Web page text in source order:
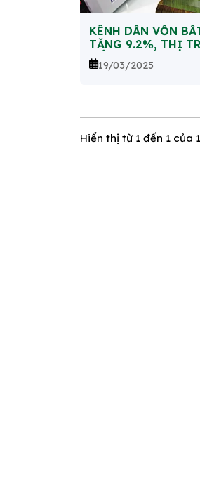
KÊNH DẪN VỐN
TĂNG 9.2%, THỊ
NỔ
19/03/2025
Hiển thị từ 1 đến 1 của